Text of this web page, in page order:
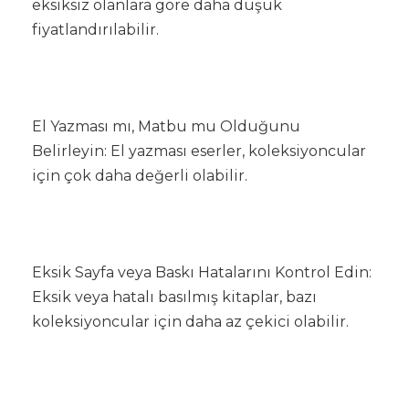
eksiksiz olanlara göre daha düşük
fiyatlandırılabilir.
El Yazması mı, Matbu mu Olduğunu
Belirleyin: El yazması eserler, koleksiyoncular
için çok daha değerli olabilir.
Eksik Sayfa veya Baskı Hatalarını Kontrol Edin:
Eksik veya hatalı basılmış kitaplar, bazı
koleksiyoncular için daha az çekici olabilir.